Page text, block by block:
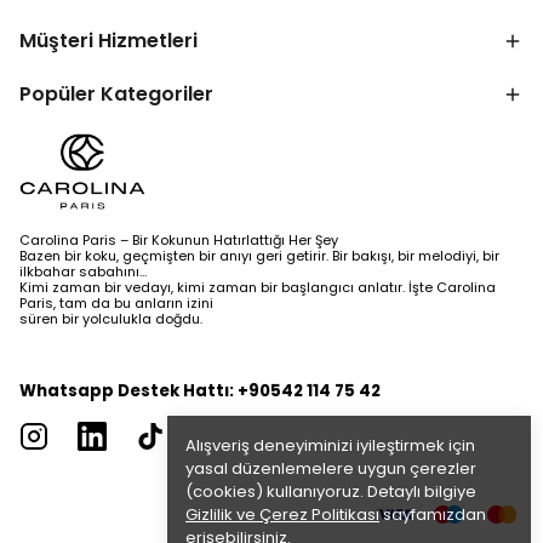
Alışveriş deneyiminizi iyileştirmek için
yasal düzenlemelere uygun çerezler
(cookies) kullanıyoruz. Detaylı bilgiye
Gizlilik ve Çerez Politikasısayfamızdan
erişebilirsiniz.
Müşteri Hizmetleri
Popüler Kategoriler
Carolina Paris – Bir Kokunun Hatırlattığı Her Şey
Bazen bir koku, geçmişten bir anıyı geri getirir. Bir bakışı, bir melodiyi, bir
ilkbahar sabahını…
Kimi zaman bir vedayı, kimi zaman bir başlangıcı anlatır. İşte Carolina
Paris, tam da bu anların izini
süren bir yolculukla doğdu.
Whatsapp Destek Hattı: +90542 114 75 42